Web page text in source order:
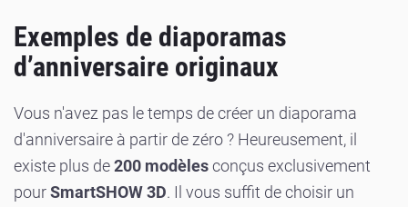
Exemples de diaporamas
d’anniversaire originaux
Vous n'avez pas le temps de créer un diaporama
d'anniversaire à partir de zéro ? Heureusement, il
existe plus de200 modèlesconçus exclusivement
pourSmartSHOW 3D. Il vous suffit de choisir un